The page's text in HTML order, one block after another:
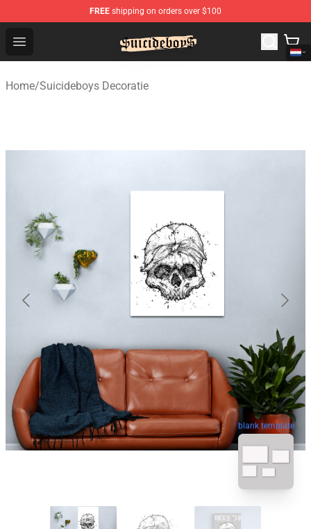
FREE shipping on orders over $100
Open menu
$uicideboy$ Shop - Official $uicideboy$ Merchandise
Home/Suicideboys Decoratie
blank template